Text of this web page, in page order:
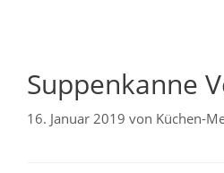
Suppenkanne
16. Januar 2019 von Küchen-